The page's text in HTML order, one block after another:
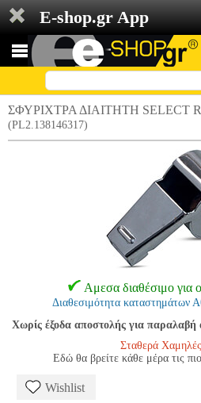
E-shop.gr App
ΣΦΥΡΙΧΤΡΑ ΔΙΑΙΤΗΤΗ SELECT
(PL2.138146317)
Αμεσα διαθέσιμο για
Διαθεσιμότητα καταστημάτων
Χωρίς έξοδα αποστολής για
Σταθερά
Εδώ θα βρείτε κάθε μέρα τις
Wishlist